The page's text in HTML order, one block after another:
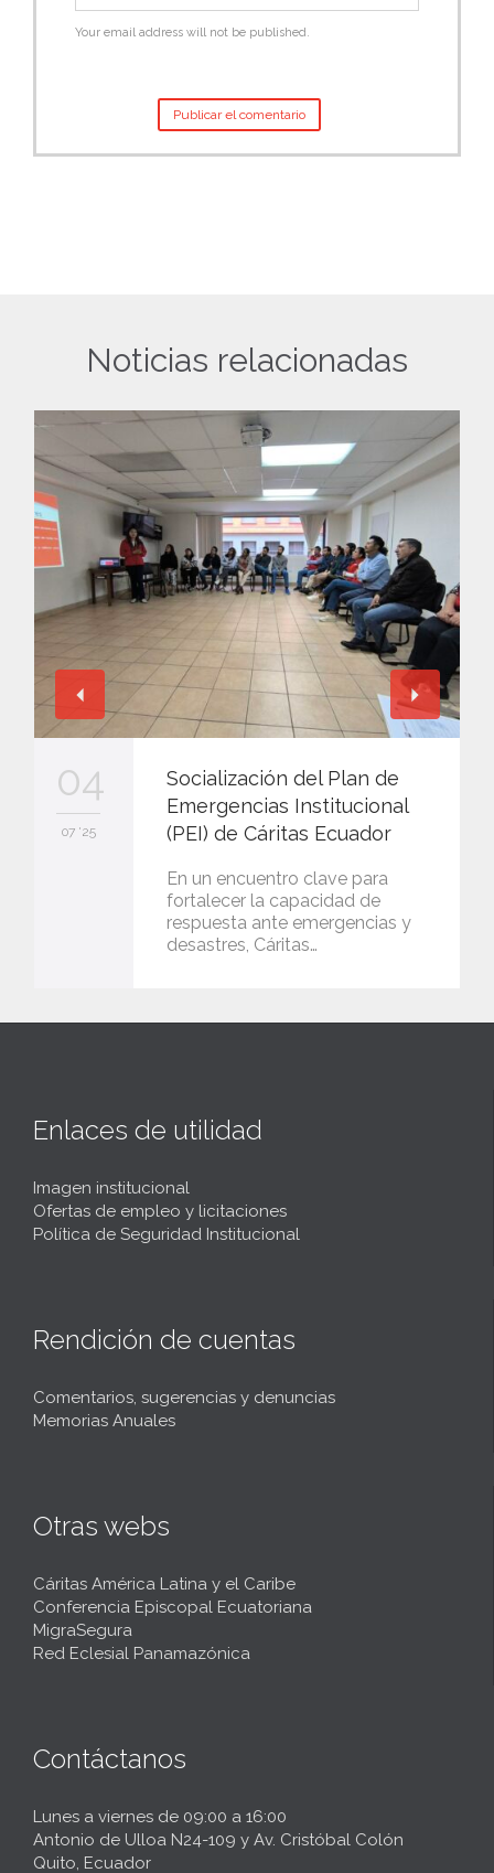
Your email address will not be published.
Noticias relacionadas
04
07 '25
Socialización del Plan de
Emergencias Institucional
(PEI) de Cáritas Ecuador
En un encuentro clave para
fortalecer la capacidad de
respuesta ante emergencias y
desastres, Cáritas…
Enlaces de utilidad
Imagen institucional
Ofertas de empleo y licitaciones
Política de Seguridad Institucional
Rendición de cuentas
Comentarios, sugerencias y denuncias
Memorias Anuales
Otras webs
Cáritas América Latina y el Caribe
Conferencia Episcopal Ecuatoriana
MigraSegura
Red Eclesial Panamazónica
Contáctanos
Lunes a viernes de 09:00 a 16:00
Antonio de Ulloa N24-109 y Av. Cristóbal Colón
Quito, Ecuador